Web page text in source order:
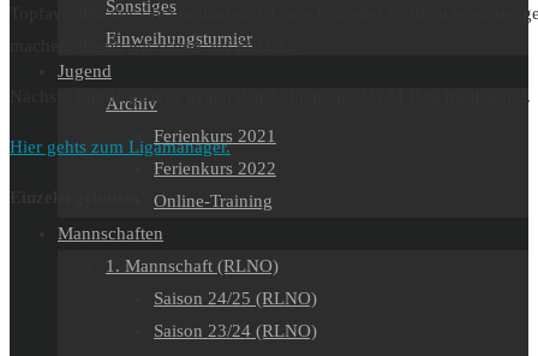
Sonstiges
Einweihungsturnier
Jugend
Archiv
Ferienkurs 2021
Ferienkurs 2022
Online-Training
Mannschaften
1. Mannschaft (RLNO)
Saison 24/25 (RLNO)
Saison 23/24 (RLNO)
Topfavoriten der LIga umhauen, ist so schon eher nicht zu
machen, liegen wir schon auf Platz 2…
Nächste Runde geht es gegen den Achten, der SG M-R/Schwabach 2.
Hier gehts zum Ligamanager.